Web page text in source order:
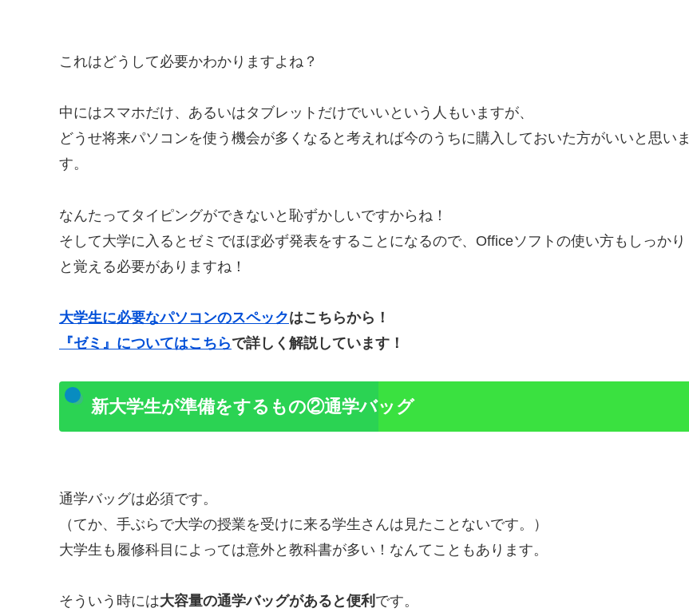
これはどうして必要かわかりますよね？
中にはスマホだけ、あるいはタブレットだけでいいという人もいますが、
どうせ将来パソコンを使う機会が多くなると考えれば今のうちに購入しておいた方がいいと思いま
す。
なんたってタイピングができないと恥ずかしいですからね！
そして大学に入るとゼミでほぼ必ず発表をすることになるので、Officeソフトの使い方もしっかり
と覚える必要がありますね！
大学生に必要なパソコンのスペックはこちらから！
『ゼミ』についてはこちらで詳しく解説しています！
新大学生が準備をするもの②通学バッグ
通学バッグは必須です。
（てか、手ぶらで大学の授業を受けに来る学生さんは見たことないです。）
大学生も履修科目によっては意外と教科書が多い！なんてこともあります。
そういう時には大容量の通学バッグがあると便利 です。